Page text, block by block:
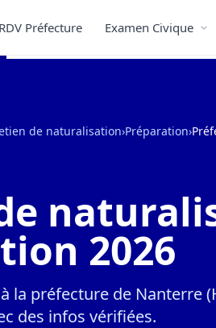
RDV Préfecture Examen Civique
de naturalisation›Préparation›
2026
la préfecture de Nanterre
des infos vérifiées.